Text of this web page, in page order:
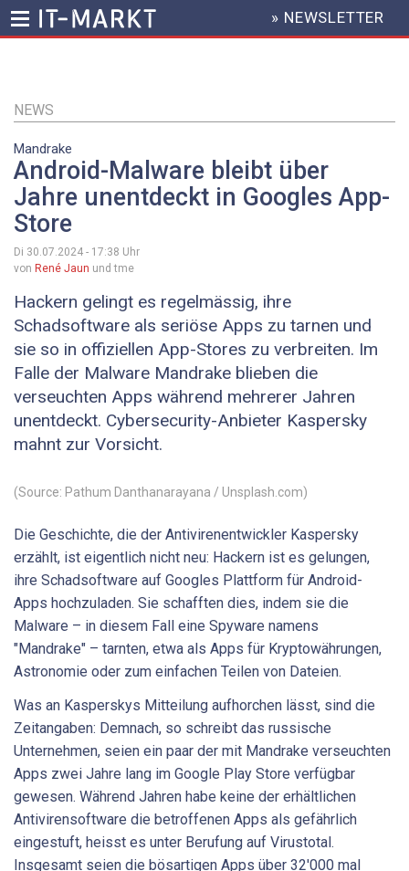
Inhalt
HEADER
MENU
» NEWSLETTER
NEWS
Mandrake
Android-Malware bleibt über
Jahre unentdeckt in Googles App-
Store
Di 30.07.2024 - 17:38 Uhr
von René Jaun und tme
Hackern gelingt es regelmässig, ihre
Schadsoftware als seriöse Apps zu tarnen und
sie so in offiziellen App-Stores zu verbreiten. Im
Falle der Malware Mandrake blieben die
verseuchten Apps während mehrerer Jahren
unentdeckt. Cybersecurity-Anbieter Kaspersky
mahnt zur Vorsicht.
(Source: Pathum Danthanarayana / Unsplash.com)
Die Geschichte, die der Antivirenentwickler Kaspersky
erzählt, ist eigentlich nicht neu: Hackern ist es gelungen,
ihre Schadsoftware auf Googles Plattform für Android-
Apps hochzuladen. Sie schafften dies, indem sie die
Malware – in diesem Fall eine Spyware namens
"Mandrake" – tarnten, etwa als Apps für Kryptowährungen,
Astronomie oder zum einfachen Teilen von Dateien.
Was an Kasperskys Mitteilung aufhorchen lässt, sind die
Zeitangaben: Demnach, so schreibt das russische
Unternehmen, seien ein paar der mit Mandrake verseuchten
Apps zwei Jahre lang im Google Play Store verfügbar
gewesen. Während Jahren habe keine der erhältlichen
Antivirensoftware die betroffenen Apps als gefährlich
eingestuft, heisst es unter Berufung auf Virustotal.
Insgesamt seien die bösartigen Apps über 32'000 mal